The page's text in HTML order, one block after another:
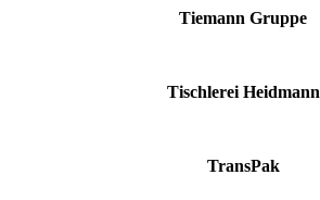
Tiemann Gruppe
Tischlerei Heidmann
TransPak